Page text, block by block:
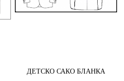
ДЕТСКО САКО БЛАНКА